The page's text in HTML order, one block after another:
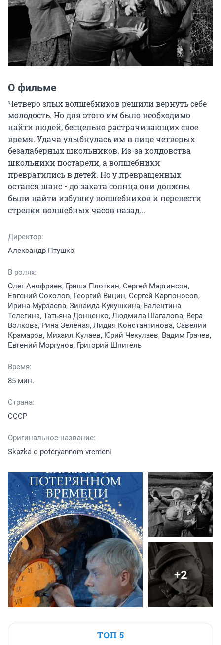
О фильме
Четверо злых волшебников решили вернуть себе
молодость. Но для этого им было необходимо
найти людей, бесцельно растрачивающих свое
время. Удача улыбнулась им в лице четверых
безалаберных школьников. Из-за колдовства
школьники постарели, а волшебники
превратились в детей. Но у превращенных
остался шанс - до заката солнца они должны
были найти избушку волшебников и перевести
стрелки волшебных часов назад...
Директор:
Александр Птушко
В ролях:
Олег Анофриев, Гриша Плоткин, Сергей Мартинсон,
Евгений Соколов, Георгий Вицин, Сергей Карпоносов,
Ирина Мурзаева, Зинаида Кукушкина, Валентина
Телегина, Татьяна Донценко, Людмила Шагалова, Вера
Волкова, Рина Зелёная, Лидия Константинова, Савелий
Крамаров, Михаил Кулаев, Юрий Чекулаев, Вадим Грачев,
Евгений Моргунов, Григорий Шпигель
Время:
85 мин.
Страна:
СССР
Оригинальное название:
Skazka o poteryannom vremeni
+2
ТОП 5